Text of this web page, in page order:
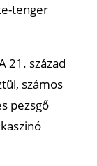
tenger
21. század
számos
pezsgő